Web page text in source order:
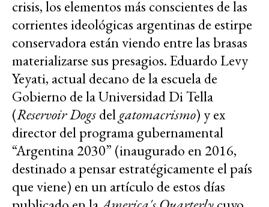
crisis, los elementos más conscientes de las
corrientes ideológicas argentinas de estirpe
conservadora están viendo entre las brasas
materializarse sus presagios. Eduardo Levy
Yeyati, actual decano de la escuela de
Gobierno de la Universidad Di Tella
(Reservoir Dogsdelgatomacrismo) y ex
director del programa gubernamental
“Argentina 2030” (inaugurado en 2016,
destinado a pensar estratégicamente el país
que viene) en un artículo de estos días